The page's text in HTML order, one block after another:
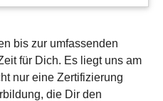
bis zur umfassenden
für Dich. Es liegt uns am
nur eine Zertifizierung
die Dir den